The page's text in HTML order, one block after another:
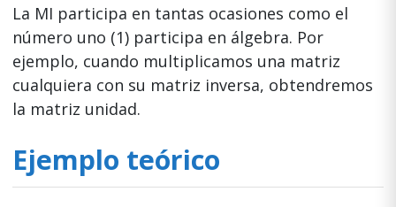
La MI participa en tantas ocasiones como el
número uno (1) participa en álgebra. Por
ejemplo, cuando multiplicamos una matriz
cualquiera con su matriz inversa, obtendremos
la matriz unidad.
Ejemplo teórico